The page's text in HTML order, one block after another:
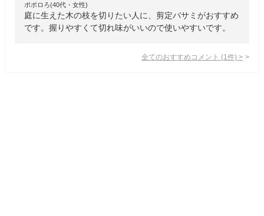
ポポロろ(40代・女性)
庭に生えた木の枝を切りたい人に、剪定バサミがおすすめ
です。握りやすくて切れ味がいいので使いやすいです。
全てのおすすめコメント (1 件) >